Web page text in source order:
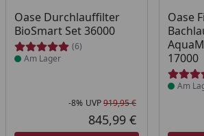
Oase Durchlauffilter
BioSmart Set 36000
(6)
Produkt am Lager
Am Lager
Rabatt in
-8% UVP919,95 €
Aktueller Preis
845,99 €
Oase
17000
Am